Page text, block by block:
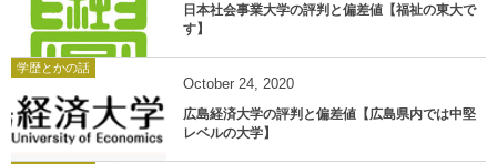
日本社会事業大学の評判と偏差値【福祉の東大で
す】
学歴とかの話
October 24, 2020
広島経済大学の評判と偏差値【広島県内では中堅
レベルの大学】